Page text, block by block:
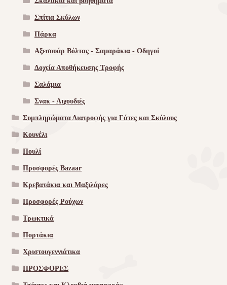
Σπίτια Σκύλων
Πάρκα
Αξεσουάρ Βόλτας - Σαμαράκια - Οδηγοί
Δοχεία Αποθήκευσης Τροφής
Σαλάμια
Σνακ - Λιχουδιές
Συμπληρώματα Διατροφής για Γάτες και Σκύλους
Κουνέλι
Πουλί
Προσφορές Bazaar
Κρεβατάκια και Μαξιλάρες
Προσφορές Ρούχων
Τρωκτικά
Πορτάκια
Χριστουγεννιάτικα
ΠΡΟΣΦΟΡΕΣ